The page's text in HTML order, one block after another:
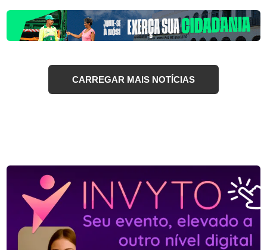
CARREGAR MAIS NOTÍCIAS